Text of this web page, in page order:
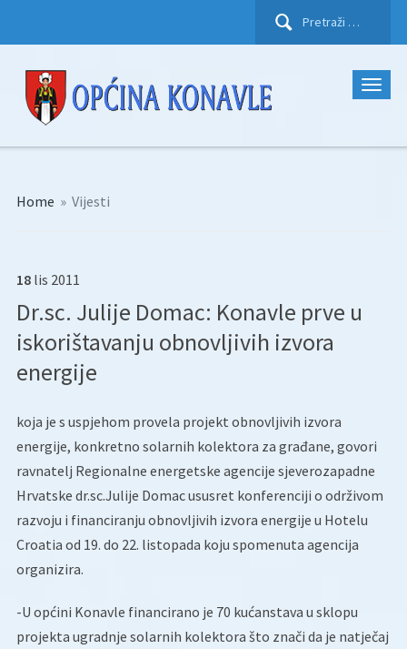
Pretraži:
Home » Vijesti
18 lis 2011
Dr.sc. Julije Domac: Konavle prve u
iskorištavanju obnovljivih izvora
energije
koja je s uspjehom provela projekt obnovljivih izvora
energije, konkretno solarnih kolektora za građane, govori
ravnatelj Regionalne energetske agencije sjeverozapadne
Hrvatske dr.sc.Julije Domac ususret konferenciji o održivom
razvoju i financiranju obnovljivih izvora energije u Hotelu
Croatia od 19. do 22. listopada koju spomenuta agencija
organizira.
-U općini Konavle financirano je 70 kućanstava u sklopu
projekta ugradnje solarnih kolektora što znači da je natječaj